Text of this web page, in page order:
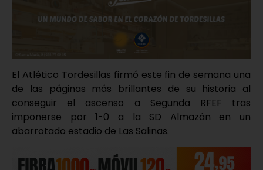
El Atlético Tordesillas firmó este fin de semana una
de las páginas más brillantes de su historia al
conseguir el ascenso a Segunda RFEF tras
imponerse por 1-0 a la SD Almazán en un
abarrotado estadio de Las Salinas.